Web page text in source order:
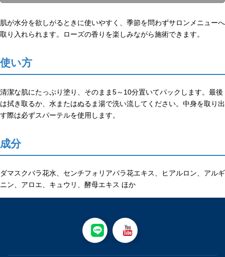
肌が水分を欲しがるときに使いやすく、季節を問わずサロンメニューへ
取り入れられます。ローズの香りを楽しみながら施術できます。
使い方
清潔な肌にたっぷり塗り、そのまま5～10分置いてパックします。最後
は拭き取るか、水またはぬるま湯で洗い流してください。中身を取り出
す際は必ずスパーテルを使用します。
成分
ダマスクバラ花水、センチフォリアバラ花エキス、ヒアルロン、アルギ
ニン、アロエ、キュウリ、酵母エキス ほか